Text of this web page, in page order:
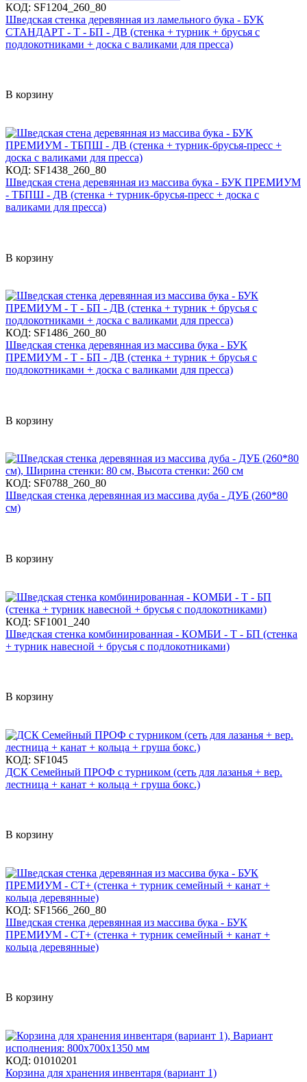
КОД: SF1204_260_80
Шведская стенка деревянная из ламельного бука - БУК
СТАНДАРТ - Т - БП - ДВ (стенка + турник + брусья с
подлокотниками + доска с валиками для пресса)
В корзину
КОД: SF1438_260_80
Шведская стена деревянная из массива бука - БУК ПРЕМИУМ
- ТБПШ - ДВ (стенка + турник-брусья-пресс + доска с
валиками для пресса)
В корзину
КОД: SF1486_260_80
Шведская стенка деревянная из массива бука - БУК
ПРЕМИУМ - Т - БП - ДВ (стенка + турник + брусья с
подлокотниками + доска с валиками для пресса)
В корзину
КОД: SF0788_260_80
Шведская стенка деревянная из массива дуба - ДУБ (260*80
см)
В корзину
КОД: SF1001_240
Шведская стенка комбинированная - КОМБИ - Т - БП (стенка
+ турник навесной + брусья с подлокотниками)
В корзину
КОД: SF1045
ДСК Семейный ПРОФ с турником (сеть для лазанья + вер.
лестница + канат + кольца + груша бокс.)
В корзину
КОД: SF1566_260_80
Шведская стенка деревянная из массива бука - БУК
ПРЕМИУМ - СТ+ (стенка + турник семейный + канат +
кольца деревянные)
В корзину
КОД: 01010201
Корзина для хранения инвентаря (вариант 1)